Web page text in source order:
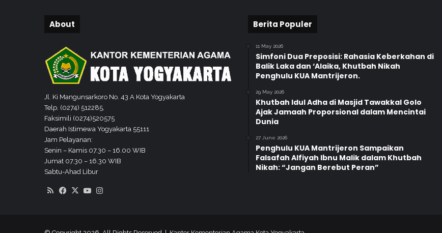
About
Jl. Ki Mangunsarkoro No. 43 A Kota Yogyakarta
Telp. (0274) 512285,
Faksimili (0274)520575
Daerah Istimewa Yogyakarta 55111
Jam Pelayanan:
Senin – Kamis 07.30 – 16.00 WIB
Jumat 07.30 – 16.30 WIB
Sabtu-Ahad Libur
RSS Facebook
X YouTube
Berita Populer
11 May 2026
Simfoni Dua Preposisi: Rahasia Keberkahan di
Balik Laka dan ‘Alaika, Khutbah Nikah
Penghulu KUA Mantrijeron.
29 May 2026
Khutbah Idul Adha di Masjid Tawakkal Golo
Ajak Jamaah Proporsional dalam Mencintai
Dunia
27 June 2026
Penghulu KUA Mantrijeron Sampaikan
Falsafah Alfiyah Ibnu Malik dalam Khutbah
Nikah: “Jangan Berebut Peran”